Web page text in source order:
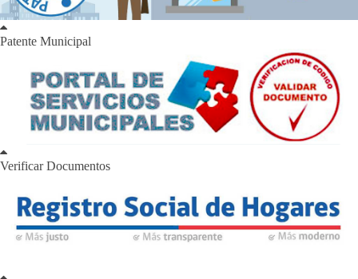
Patente Municipal
Verificar Documentos